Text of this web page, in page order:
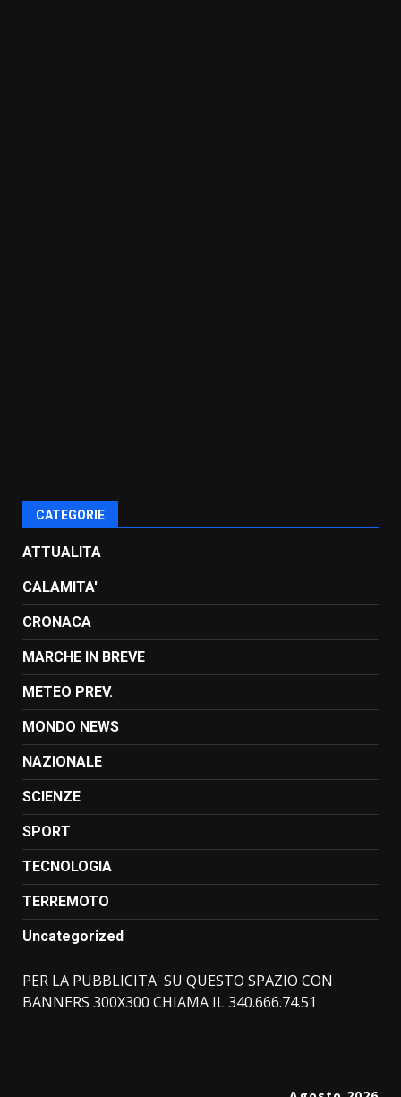
CATEGORIE
ATTUALITA
CALAMITA'
CRONACA
MARCHE IN BREVE
METEO PREV.
MONDO NEWS
NAZIONALE
SCIENZE
SPORT
TECNOLOGIA
TERREMOTO
Uncategorized
PER LA PUBBLICITA' SU QUESTO SPAZIO CON
BANNERS 300X300 CHIAMA IL 340.666.74.51